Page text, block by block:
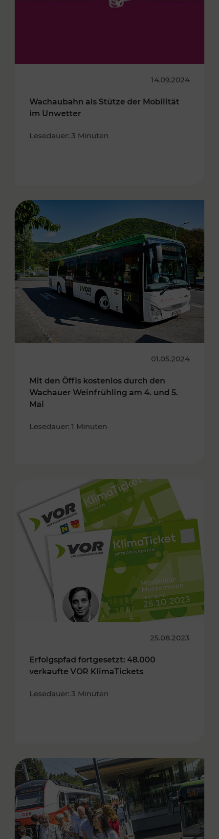
14.09.2024
Wachaubahn als Stütze der Mobilität
im Unwetter
Lesedauer: 3 Minuten
01.05.2024
Mit den Öffis kostenlos durch den
Wachauer Weinfrühling am 4. und 5.
Mai
Lesedauer: 1 Minuten
25.08.2023
Erfolgspfad fortgesetzt: 48.000
verkaufte VOR KlimaTickets
Lesedauer: 3 Minuten